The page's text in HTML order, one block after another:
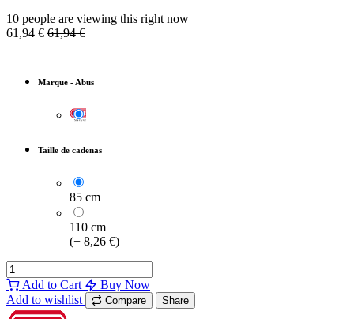
10 people are viewing this right now
61,94 € 61,94€
Marque - Abus
Taille de cadenas
85 cm
110 cm
(+ 8,26 €)
Add to Cart
Buy Now
Add to wishlist
Compare Share